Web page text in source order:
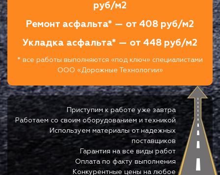
руб/м2
Ремонт асфальта* — от 408 руб/м2
Укладка асфальта* — от 448 руб/м2
* все работы выполняются «под ключ» специалистами
ООО «Дорожные Технологии»
Приступим к работе уже завтра
Работаем со своим оборудованием и техникой
Используем материалы от надежных
поставщиков
Гарантия на все виды работ
Оплата по факту выполнения
Конкурентные цены на любое